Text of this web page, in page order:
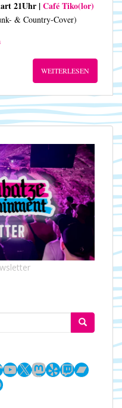
21Uhr |Café Tiko(lor)
& Country-Cover)
WEITERLESEN
YouTube
X Mastodon
YelpTwitch